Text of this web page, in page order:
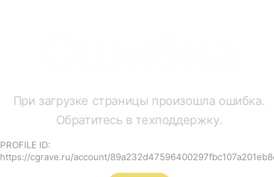
При загрузке страницы произошла ошибка.
Обратитесь в техподдержку.
PROFILE ID:
https://cgrave.ru/account/